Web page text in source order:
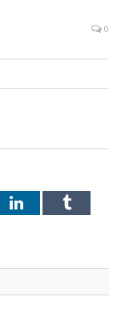
0
LinkedInTumblr